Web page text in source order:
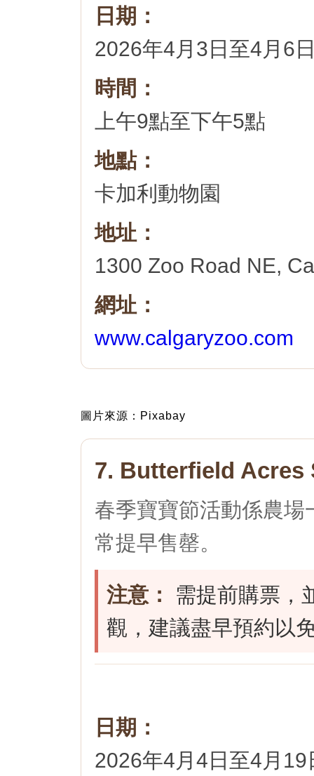
日期：
2026年4月3日至4月6
時間：
上午9點至下午5點
地點：
卡加利動物園
地址：
1300 Zoo Road NE,
網址：
www.calgaryzoo.com
圖片來源：Pixabay
7. Butterfield Acres
春季寶寶節活動係農
常提早售罄。
注意：
需提前購票，
觀，建議盡早預約以
日期：
2026年4月4日至4月